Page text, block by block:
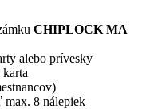
CHIPLOCK MA
alebo prívesky
max. 8 nálepiek